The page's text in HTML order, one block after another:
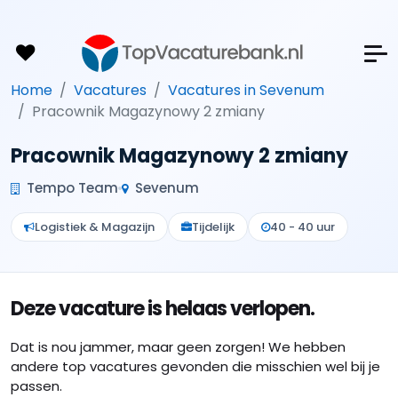
Home Vacatures
Vacatures in Sevenum
Pracownik Magazynowy 2 zmiany
Pracownik Magazynowy 2 zmiany
Tempo Team Sevenum
Logistiek & Magazijn Tijdelijk 40 - 40 uur
Deze vacature is helaas verlopen.
Dat is nou jammer, maar geen zorgen! We hebben
andere top vacatures gevonden die misschien wel bij je
passen.